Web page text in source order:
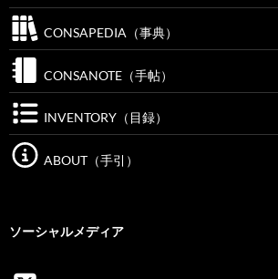
CONSAPEDIA（事典）
CONSANOTE（手帖）
INVENTORY（目録）
ABOUT（手引）
ソーシャルメディア